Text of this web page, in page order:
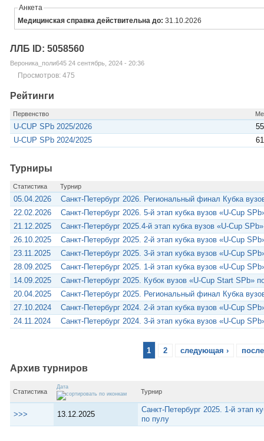
Анкета
Медицинская справка действительна до:31.10.2026
ЛЛБ ID: 5058560
Вероника_поли645 24 сентябрь, 2024 - 20:36
Просмотров: 475
Рейтинги
Первенство
U-CUP SPb 2025/2026
55
U-CUP SPb 2024/2025
61
Турниры
Статистика Турнир
05.04.2026
Санкт-Петербург 2026. Региональный финал Кубка
22.02.2026
Санкт-Петербург 2026. 5-й этап кубка вузов «U-Cup
21.12.2025
Санкт-Петербург 2025.4-й этап кубка вузов «U-Cup
26.10.2025
Санкт-Петербург 2025. 2-й этап кубка вузов «U-Cup
23.11.2025
Санкт-Петербург 2025. 3-й этап кубка вузов «U-Cup
28.09.2025
Санкт-Петербург 2025. 1-й этап кубка вузов «U-Cup
14.09.2025
Санкт-Петербург 2025. Кубок вузов «U-Cup Start SPb»
20.04.2025
Санкт-Петербург 2025. Региональный финал Кубка
27.10.2024
Санкт-Петербург 2024. 2-й этап кубка вузов «U-Cup
24.11.2024
Санкт-Петербург 2024. 3-й этап кубка вузов «U-Cup
1 2 следующая ›
Архив турниров
Статистика
Дата
Турнир
>>> 13.12.2025
Санкт-Петербург 2025. 1-й этап
по пулу